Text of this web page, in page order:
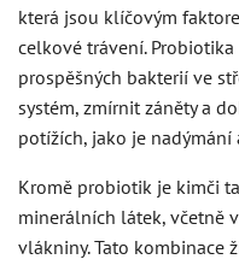
která jsou klíčovým
celkové trávení.
prospěšných bakterií ve
systém, zmírnit záněty a
potížích, jako je nadýmání
Kromě probiotik je kimči
minerálních látek, včetně
vlákniny. Tato kombinace